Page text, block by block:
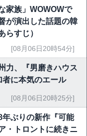
家族」WOWOWで
が演出した話題の韓
らすじ）
[08月06日20時54分]
力、『男磨きハウス
に本気のエール
[08月06日20時25分]
ぶりの新作『可能
・トロントに続きニ